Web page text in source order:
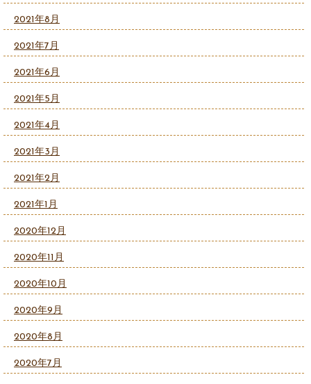
2021年8月
2021年7月
2021年6月
2021年5月
2021年4月
2021年3月
2021年2月
2021年1月
2020年12月
2020年11月
2020年10月
2020年9月
2020年8月
2020年7月